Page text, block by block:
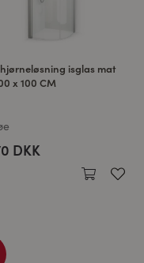
isglas mat
x 100 CM
DKK